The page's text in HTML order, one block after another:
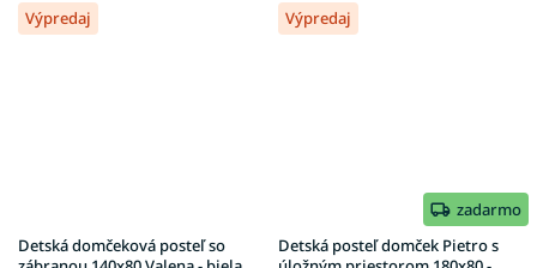
Výpredaj
Detská domčeková posteľ so
Výpredaj
zadarmo
Detská posteľ domček Pietro s